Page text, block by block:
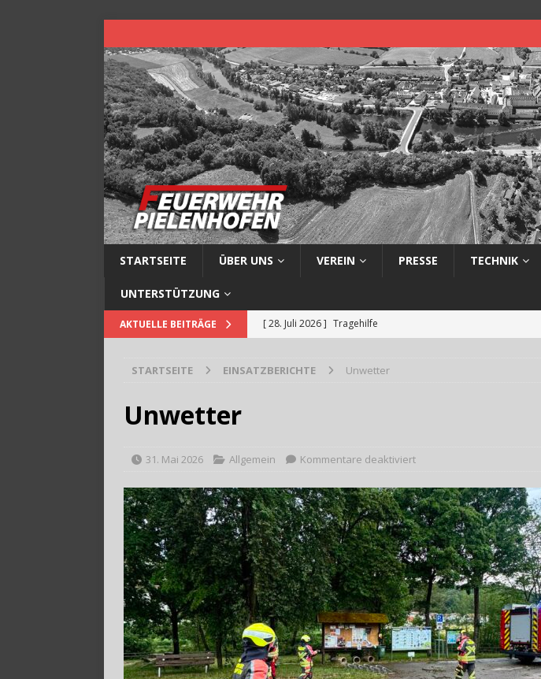
STARTSEITE ÜBER UNS VEREIN PRESSE TECHNIK
UNTERSTÜTZUNG
AKTUELLE BEITRÄGE [ 28. Juli 2026 ] Tragehilfe
[ 9. August 2026 ]
Blaulichtlauf 2026
STARTSEITE EINSATZBERICHTE Unwetter
Unwetter
31. Mai 2026 Allgemein Kommentare deaktiviert